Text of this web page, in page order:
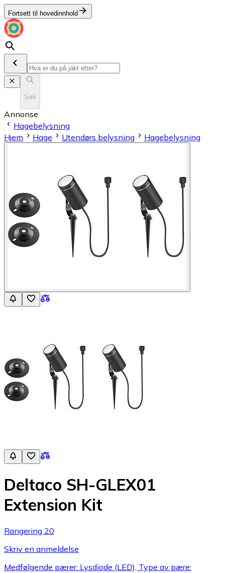
Fortsett til hovedinnhold
Søk
Annonse
Hagebelysning
Hjem
Hage Utendørs belysning Hagebelysning
Deltaco SH-GLEX01
Extension Kit
Rangering 20
Skriv en anmeldelse
Medfølgende pærer: Lysdiode (LED), Type av pære: